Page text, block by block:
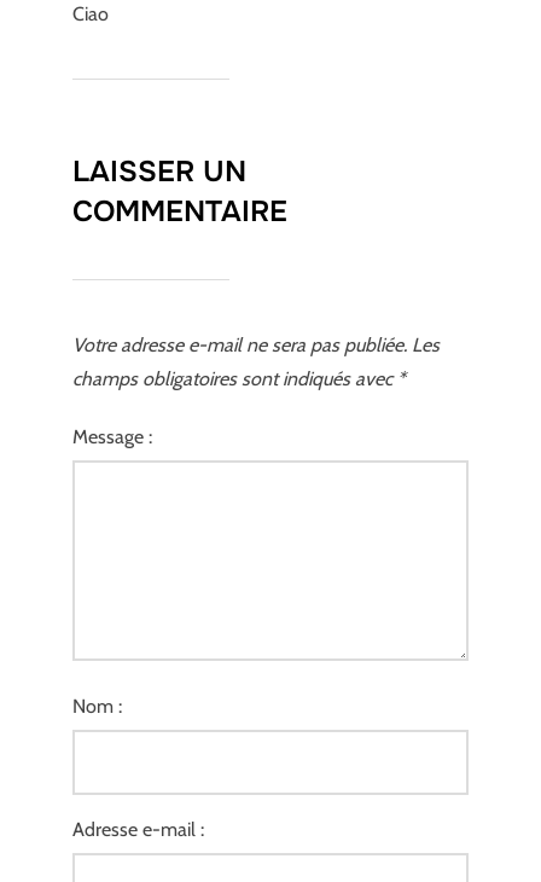
Ciao
LAISSER UN
COMMENTAIRE
Votre adresse e-mail ne sera pas publiée. Les
champs obligatoires sont indiqués avec *
Message :
Nom :
Adresse e-mail :